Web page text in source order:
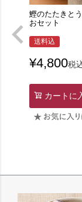
鰹のたたきと
おセット
送料込
¥4,800税
カートに